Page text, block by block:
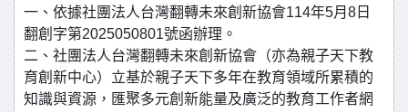
一、依據社團法人台灣翻轉未來創新協會114年5月8日
翻創字第2025050801號函辦理。
二、社團法人台灣翻轉未來創新協會（亦為親子天下教
育創新中心）立基於親子天下多年在教育領域所累積的
知識與資源，匯聚多元創新能量及廣泛的教育工作者網